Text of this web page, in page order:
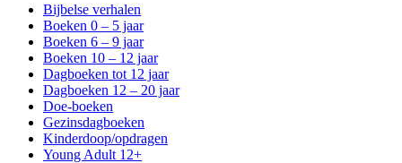
Bijbelse verhalen
Boeken 0 – 5 jaar
Boeken 6 – 9 jaar
Boeken 10 – 12 jaar
Dagboeken tot 12 jaar
Dagboeken 12 – 20 jaar
Doe-boeken
Gezinsdagboeken
Kinderdoop/opdragen
Young Adult 12+